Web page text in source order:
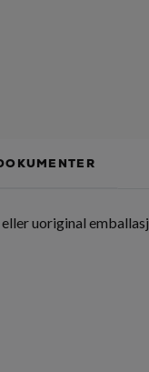
uoriginal